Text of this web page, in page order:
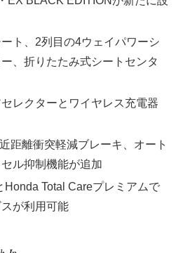
ト、2列目の4ウェイパワーシ
、折りたたみ式シートセンタ
レクターとワイヤレス充電器
距離衝突軽減ブレーキ、オート
ル抑制機能が追加
Honda Total Careプレミアムで
が利用可能